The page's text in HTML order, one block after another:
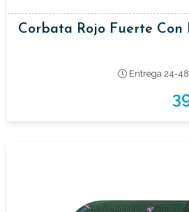
Corbata Rojo Fuerte Con
Entrega 24-